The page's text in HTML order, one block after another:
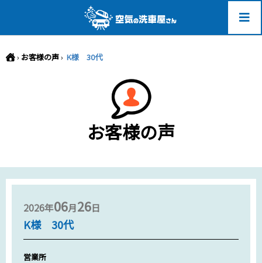
› お客様の声› K様 30代
お客様の声
2026年06月26日
K様 30代
営業所